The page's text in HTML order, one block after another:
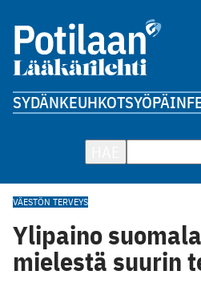
SYDÄNKEUHKOTSYÖPÄ
VÄESTÖN TERVEYS
Ylipaino
mielestä suurin